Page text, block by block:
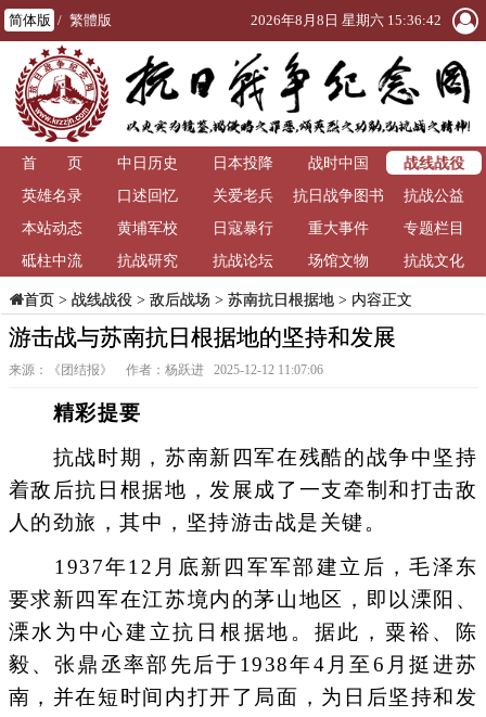
简体版 / 繁體版 2026年8月8日 星期六 15:36:42
首 页 中日历史 日本投降 战时中国
战线战役
英雄名录
口述回忆 关爱老兵
抗日战争图书
馆
抗战公益
本站动态
黄埔军校 日寇暴行 重大事件
专题栏目
砥柱中流
抗战研究 抗战论坛 场馆文物 抗战文化
首页> 战线战役> 敌后战场 > 苏南抗日根据地> 内容正文
游击战与苏南抗日根据地的坚持和发展
来源：《团结报》 作者：杨跃进 2025-12-12 11:07:06
精彩提要
抗战时期，苏南新四军在残酷的战争中坚持
着敌后抗日根据地，发展成了一支牵制和打击敌
人的劲旅，其中，坚持游击战是关键。
1937年12月底新四军军部建立后，毛泽东
要求新四军在江苏境内的茅山地区，即以溧阳、
溧水为中心建立抗日根据地。据此，粟裕、陈
毅、张鼎丞率部先后于1938年4月至6月挺进苏
南，并在短时间内打开了局面，为日后坚持和发